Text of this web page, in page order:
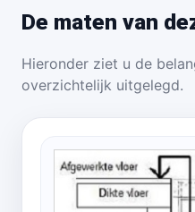
De maten van
Hieronder ziet u de
overzichtelijk uitgelegd.